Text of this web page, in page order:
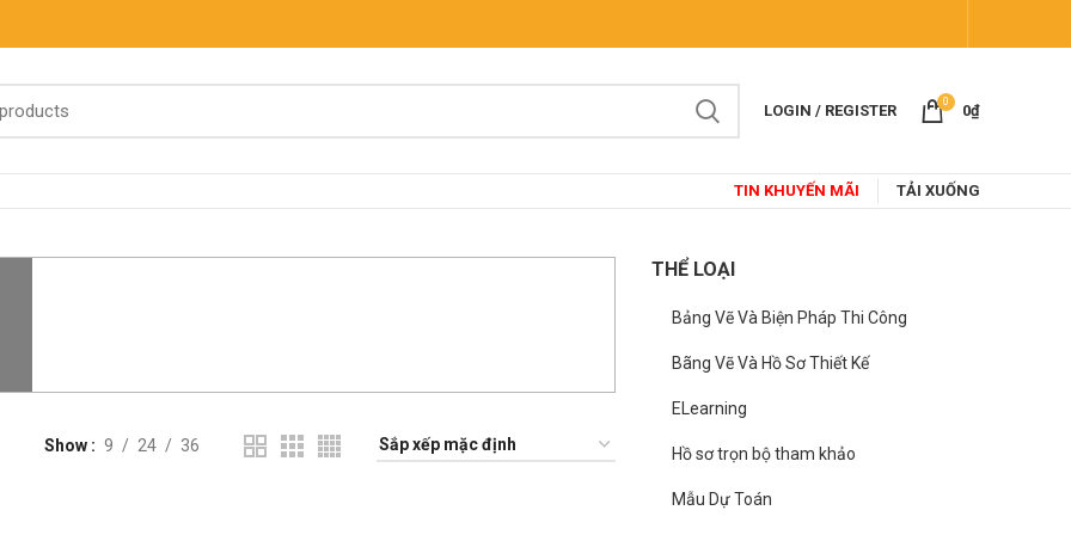
LOGIN / REGISTER
0
0₫
TIN KHUYẾN MÃI TẢI XUỐNG
THỂ LOẠI
Bảng Vẽ Và Biện Pháp Thi Công
Bãng Vẽ Và Hồ Sơ Thiết Kế
ELearning
Hồ sơ trọn bộ tham khảo
Mẫu Dự Toán
Show 9 24 36